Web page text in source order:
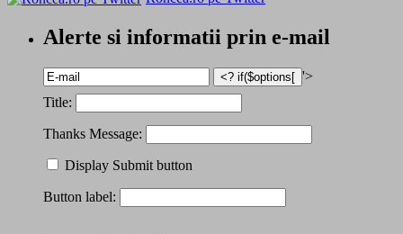
Alerte si informatii prin e-mail
'>
Title:
Thanks Message:
Display Submit button
Button label: